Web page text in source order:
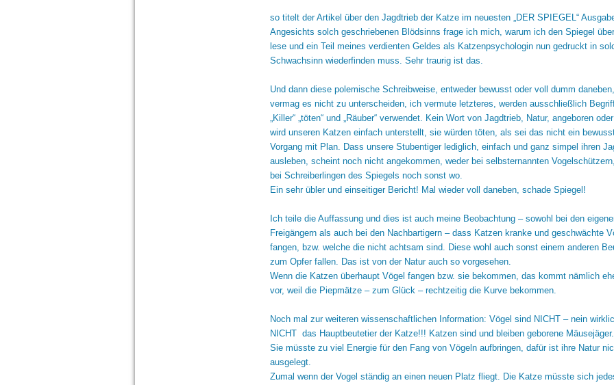
so titelt der Artikel über den Jagdtrieb der Katze im neuesten „DER SPIEGEL“
Angesichts solch geschriebenen Blödsinns frage ich mich, warum ich den Spiegel
lese und ein Teil meines verdienten Geldes als Katzenpsychologin nun gedruckt in
Schwachsinn wiederfinden muss. Sehr traurig ist das.
Und dann diese polemische Schreibweise, entweder bewusst oder voll dumm
vermag es nicht zu unterscheiden, ich vermute letzteres, werden ausschließlich
„Killer“ „töten“ und „Räuber“ verwendet. Kein Wort von Jagdtrieb, Natur, angeboren
wird unseren Katzen einfach unterstellt, sie würden töten, als sei das nicht ein
Vorgang mit Plan. Dass unsere Stubentiger lediglich, einfach und ganz simpel ihren
ausleben, scheint noch nicht angekommen, weder bei selbsternannten
bei Schreiberlingen des Spiegels noch sonst wo.
Ein sehr übler und einseitiger Bericht! Mal wieder voll daneben, schade Spiegel!
Ich teile die Auffassung und dies ist auch meine Beobachtung – sowohl bei den
Freigängern als auch bei den Nachbartigern – dass Katzen kranke und geschwächte
fangen, bzw. welche die nicht achtsam sind. Diese wohl auch sonst einem anderen
zum Opfer fallen. Das ist von der Natur auch so vorgesehen.
Wenn die Katzen überhaupt Vögel fangen bzw. sie bekommen, das kommt nämlich
vor, weil die Piepmätze – zum Glück – rechtzeitig die Kurve bekommen.
Noch mal zur weiteren wissenschaftlichen Information: Vögel sind NICHT – nein
NICHT das Hauptbeutetier der Katze!!! Katzen sind und bleiben geborene Mäusejäger.
Sie müsste zu viel Energie für den Fang von Vögeln aufbringen, dafür ist ihre Natur
ausgelegt.
Zumal wenn der Vogel ständig an einen neuen Platz fliegt. Die Katze müsste sich